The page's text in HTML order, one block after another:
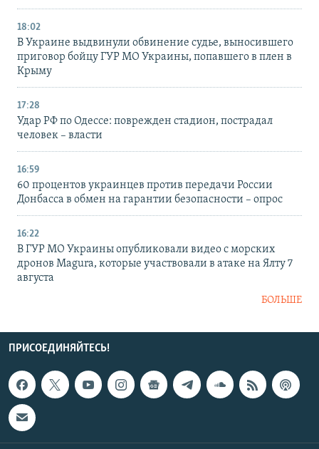
18:02
В Украине выдвинули обвинение судье, выносившего
приговор бойцу ГУР МО Украины, попавшего в плен в
Крыму
17:28
Удар РФ по Одессе: поврежден стадион, пострадал
человек – власти
16:59
60 процентов украинцев против передачи России
Донбасса в обмен на гарантии безопасности – опрос
16:22
В ГУР МО Украины опубликовали видео с морских
дронов Magura, которые участвовали в атаке на Ялту 7
августа
БОЛЬШЕ
ПРИСОЕДИНЯЙТЕСЬ!